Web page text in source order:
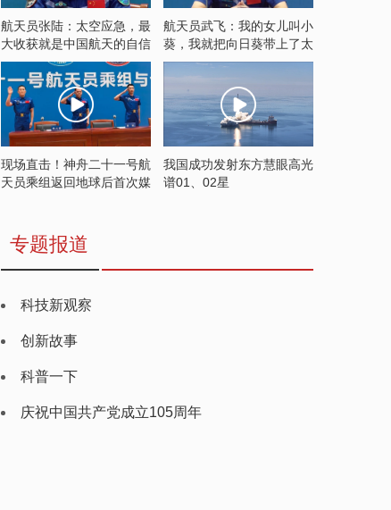
航天员张陆：太空应急，最
大收获就是中国航天的自信
航天员武飞：我的女儿叫小
葵，我就把向日葵带上了太
空
现场直击！神舟二十一号航
天员乘组返回地球后首次媒
我国成功发射东方慧眼高光
谱01、02星
专题报道
科技新观察
创新故事
科普一下
庆祝中国共产党成立105周年